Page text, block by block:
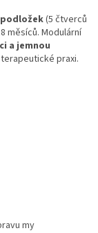
(5 čtverců
měsíců. Modulární
a jemnou
praxi.
my